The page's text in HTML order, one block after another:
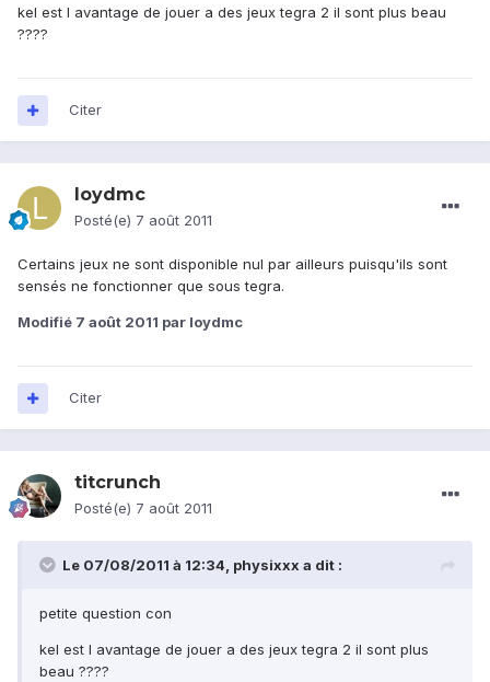
kel est l avantage de jouer a des jeux tegra 2 il sont plus beau
????
Citer
loydmc
Posté(e) 7 août 2011
Certains jeux ne sont disponible nul par ailleurs puisqu'ils sont
sensés ne fonctionner que sous tegra.
Modifié 7 août 2011 par loydmc
Citer
titcrunch
Posté(e) 7 août 2011
Le 07/08/2011 à 12:34, physixxx a dit :
petite question con
kel est l avantage de jouer a des jeux tegra 2 il sont plus
beau ????